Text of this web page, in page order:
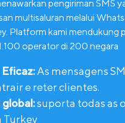
pengiriman SMS
multisaluran melalui
Platform kami mendukung
operator di 200 negara
As mensagens
e reter clientes.
suporta todas as
Turkey